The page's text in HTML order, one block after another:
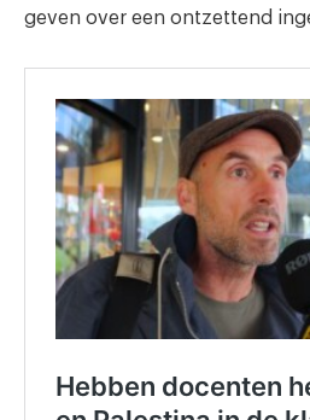
geven over een ontzettend